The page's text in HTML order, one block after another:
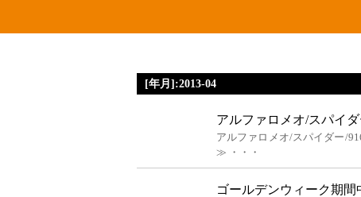
[年月]:2013-04
アルファロメオ/スパイ
アルファロメオ/スパイダー/
≫ ・・・
ゴールデンウィーク期